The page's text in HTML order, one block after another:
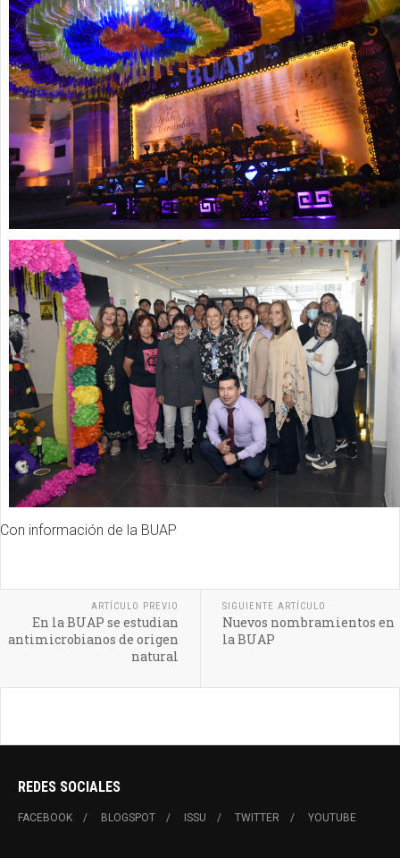
Con información de la BUAP
ARTÍCULO PREVIO
En la BUAP se estudian
antimicrobianos de origen
natural
SIGUIENTE ARTÍCULO
Nuevos nombramientos en
la BUAP
REDES SOCIALES
FACEBOOK BLOGSPOT ISSU TWITTER YOUTUBE